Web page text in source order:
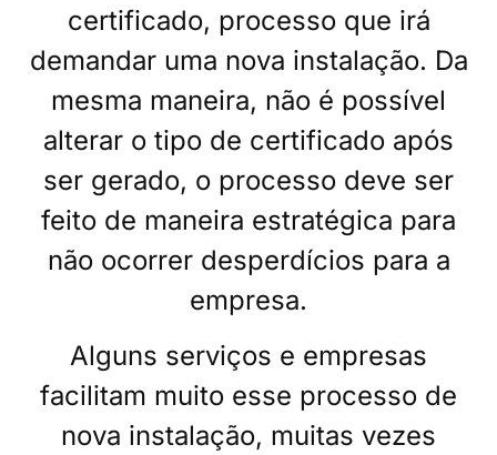
certificado, processo que irá
demandar uma nova instalação. Da
mesma maneira, não é possível
alterar o tipo de certificado após
ser gerado, o processo deve ser
feito de maneira estratégica para
não ocorrer desperdícios para a
empresa.
Alguns serviços e empresas
facilitam muito esse processo de
nova instalação, muitas vezes